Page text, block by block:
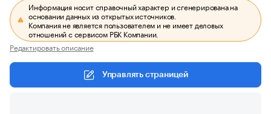
Информация носит справочный характер и сгенерирована на
основании данных из открытых источников.
Компания не является пользователем и не имеет деловых
отношений с сервисом РБК Компании.
Редактировать описание
Управлять страницей